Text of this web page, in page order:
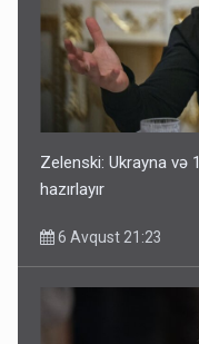
Zelenski: Ukrayna və
hazırlayır
6 Avqust 21:23